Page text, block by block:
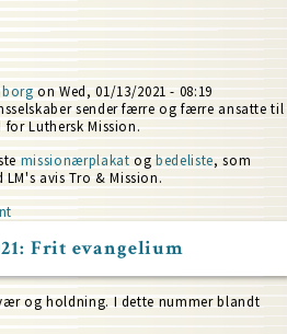
onWed, 01/13/2021 - 08:19
sender færre og færre ansatte til
Luthersk Mission.
missionærplakatogbedeliste, som
avis Tro & Mission.
Frit evangelium
og holdning. I dette nummer blandt